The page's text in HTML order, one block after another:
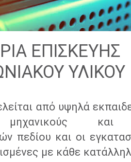
ΕΠΙΣΚΕΥΗΣ
ΥΛΙΚΟΥ
από υψηλά
μηχανικούς και
πεδίου και οι
με κάθε